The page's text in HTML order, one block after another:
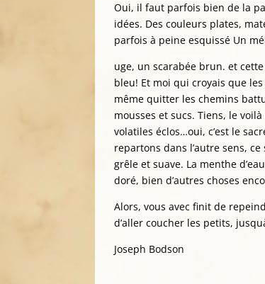
Oui, il faut parfois bien de la
idées. Des couleurs plates,
parfois à peine esquissé Un
uge, un scarabée brun. et
bleu! Et moi qui croyais que
même quitter les chemins
mousses et sucs. Tiens, le
volatiles éclos…oui, c’est le
repartons dans l’autre sens,
grêle et suave. La menthe
doré, bien d’autres choses
Alors, vous avec finit de
d’aller coucher les petits,
Joseph Bodson